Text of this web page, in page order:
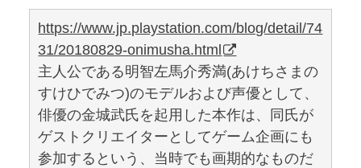
https://www.jp.playstation.com/blog/detail/74
31/20180829-onimusha.html
主人公である明智左馬介秀満(あけちさまの
すけひでみつ)のモデルおよび声優として、
俳優の金城武氏を起用した本作は、同氏が
ゲストクリエイターとしてゲーム企画にも
参加するという、当時でも画期的なものだ